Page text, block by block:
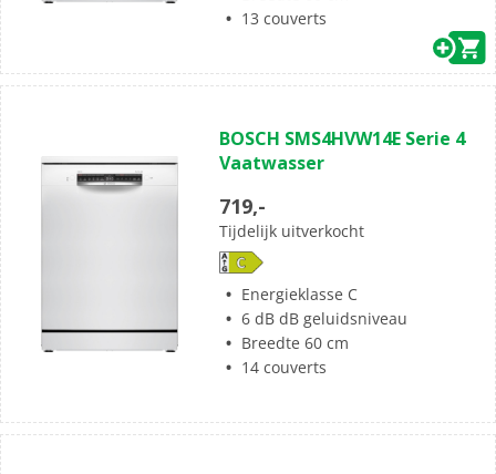
13 couverts
BOSCH SMS4HVW14E Serie 4
Vaatwasser
719,-
Tijdelijk uitverkocht
Energieklasse C
6 dB dB geluidsniveau
Breedte 60 cm
14 couverts